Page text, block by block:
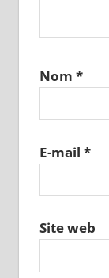
Nom *
E-mail *
Site web